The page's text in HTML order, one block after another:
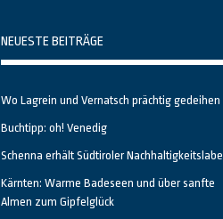
NEUESTE BEITRÄGE
Wo Lagrein und Vernatsch prächtig gedeihen
Buchtipp: oh! Venedig
Schenna erhält Südtiroler Nachhaltigkeitslabel
Kärnten: Warme Badeseen und über sanfte
Almen zum Gipfelglück